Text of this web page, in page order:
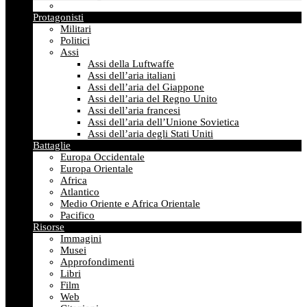
Protagonisti
Militari
Politici
Assi
Assi della Luftwaffe
Assi dell’aria italiani
Assi dell’aria del Giappone
Assi dell’aria del Regno Unito
Assi dell’aria francesi
Assi dell’aria dell’Unione Sovietica
Assi dell’aria degli Stati Uniti
Battaglie
Europa Occidentale
Europa Orientale
Africa
Atlantico
Medio Oriente e Africa Orientale
Pacifico
Risorse
Immagini
Musei
Approfondimenti
Libri
Film
Web